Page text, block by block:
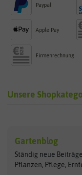
Paypal
Apple Pay
Firmenrechnung
Unsere
Exotische Samen
Gemüsesamen
Gründünger
Arche Noah
ASB Greenworld
Gartenblog
Ständig neue
Pflanzen, Pflege,